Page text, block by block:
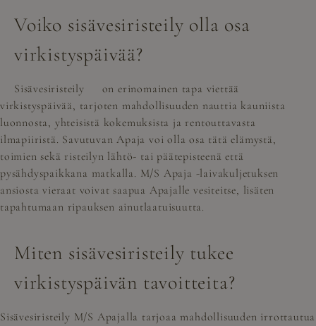
Voiko sisävesiristeily olla osa
virkistyspäivää?
Sisävesiristeily
on erinomainen tapa viettää
virkistyspäivää, tarjoten mahdollisuuden nauttia kauniista
luonnosta, yhteisistä kokemuksista ja rentouttavasta
ilmapiiristä. Savutuvan Apaja voi olla osa tätä elämystä,
toimien sekä risteilyn lähtö- tai päätepisteenä että
pysähdyspaikkana matkalla. M/S Apaja -laivakuljetuksen
ansiosta vieraat voivat saapua Apajalle vesiteitse, lisäten
tapahtumaan ripauksen ainutlaatuisuutta.
Miten sisävesiristeily tukee
virkistyspäivän tavoitteita?
Sisävesiristeily M/S Apajalla tarjoaa mahdollisuuden irrottautua